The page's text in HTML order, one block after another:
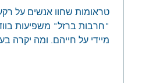
טראומות שחוו אנשים על
"חרבות ברזל" משפיעות